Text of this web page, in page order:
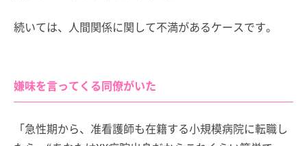
続いては、人間関係に関して不満があるケースです。
嫌味を言ってくる同僚がいた
「急性期から、准看護師も在籍する小規模病院に転職し